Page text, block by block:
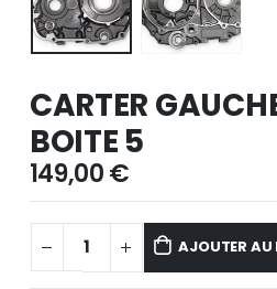
CARTER
BOITE 5
149,00€
AJOUTER AU